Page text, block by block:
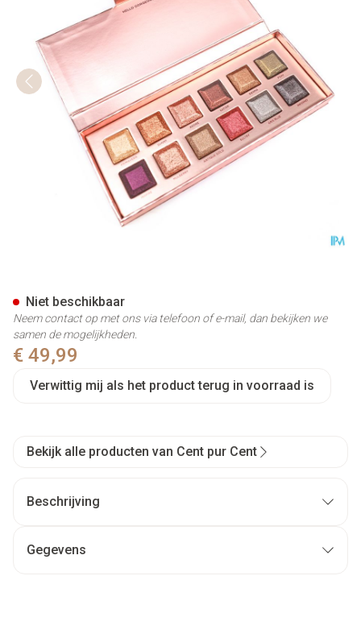
€ 49,99
Verwittig mij als het product terug in voorraad is
Niet beschikbaar
Neem contact op met ons via telefoon of e-mail, dan bekijken we
samen de mogelijkheden.
Bekijk alle producten van Cent pur Cent
Beschrijving
Gegevens